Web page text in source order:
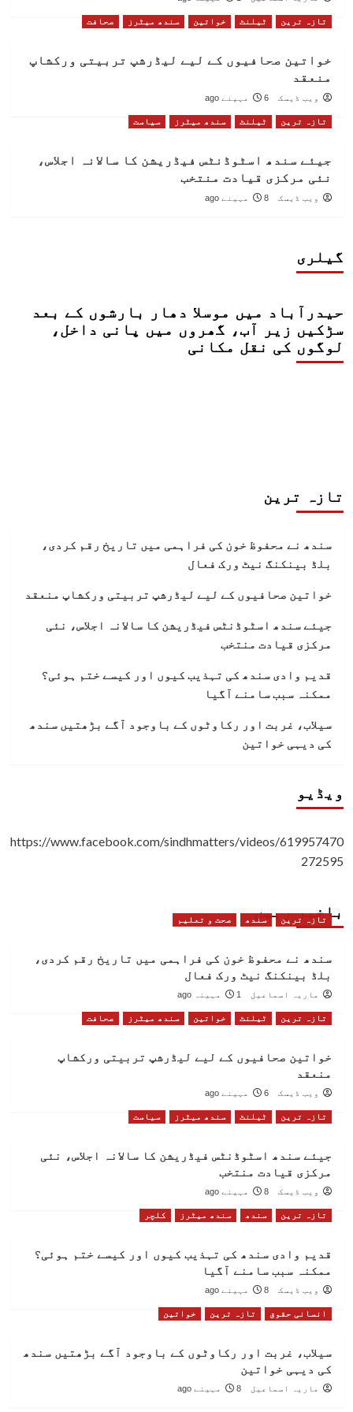
تازہ ترین ٹیلنٹ خواتین سندھ میٹرز صحافت
خواتین صحافیوں کے لیے لیڈرشپ تربیتی ورکشاپ
منعقد
ویب ڈیسک 6 مہینے ago
تازہ ترین ٹیلنٹ سندھ میٹرز سیاست
جیئے سندھ اسٹوڈنٹس فیڈریشن کا سالانہ اجلاس،
نئی مرکزی قیادت منتخب
ویب ڈیسک 8 مہینے ago
گیلری
حیدرآباد میں موسلا دھار بارشوں کے بعد
سڑکیں زیر آب، گھروں میں پانی داخل،
لوگوں کی نقل مکانی
تازہ ترین
سندھ نے محفوظ خون کی فراہمی میں تاریخ رقم کردی،
بلڈ بینکنگ نیٹ ورک فعال
خواتین صحافیوں کے لیے لیڈرشپ تربیتی ورکشاپ منعقد
جیئے سندھ اسٹوڈنٹس فیڈریشن کا سالانہ اجلاس، نئی
مرکزی قیادت منتخب
قدیم وادی سندھ کی تہذیب کیوں اور کیسے ختم ہوئی؟
ممکنہ سبب سامنے آگیا
سیلاب، غربت اور رکاوٹوں کے باوجود آگے بڑھتیں سندھ
کی دیہی خواتین
ویڈیو
https://www.facebook.com/sindhmatters/videos/619957470
272595
باخبر رہیں
تازہ ترین سندھ صحت و تعلیم
سندھ نے محفوظ خون کی فراہمی میں تاریخ رقم کردی،
بلڈ بینکنگ نیٹ ورک فعال
ماریہ اسماعیل 1 مہینہ ago
تازہ ترین ٹیلنٹ خواتین سندھ میٹرز صحافت
خواتین صحافیوں کے لیے لیڈرشپ تربیتی ورکشاپ
منعقد
ویب ڈیسک 6 مہینے ago
تازہ ترین ٹیلنٹ سندھ میٹرز سیاست
جیئے سندھ اسٹوڈنٹس فیڈریشن کا سالانہ اجلاس، نئی
مرکزی قیادت منتخب
ویب ڈیسک 8 مہینے ago
تازہ ترین سندھ سندھ میٹرز کلچر
قدیم وادی سندھ کی تہذیب کیوں اور کیسے ختم ہوئی؟
ممکنہ سبب سامنے آگیا
ویب ڈیسک 8 مہینے ago
انسانی حقوق تازہ ترین خواتین
سیلاب، غربت اور رکاوٹوں کے باوجود آگے بڑھتیں سندھ
کی دیہی خواتین
ماریہ اسماعیل 8 مہینے ago